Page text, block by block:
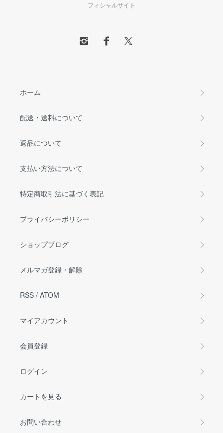
フィシャルサイト
ホーム
配送・送料について
返品について
支払い方法について
特定商取引法に基づく表記
プライバシーポリシー
ショップブログ
メルマガ登録・解除
RSS / ATOM
マイアカウント
会員登録
ログイン
カートを見る
お問い合わせ